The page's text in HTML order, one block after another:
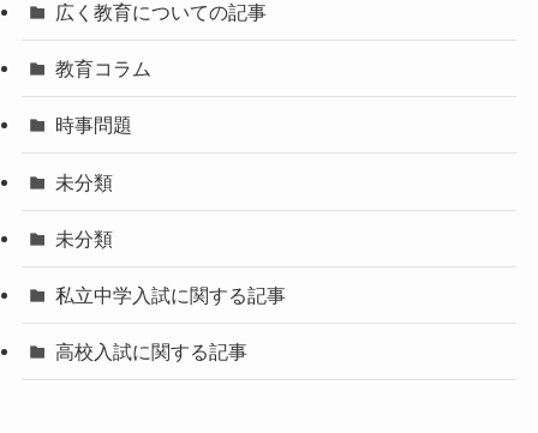
広く教育についての記事
教育コラム
時事問題
未分類
未分類
私立中学入試に関する記事
高校入試に関する記事